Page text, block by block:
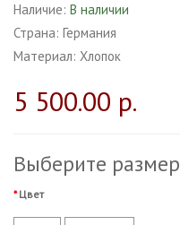
Наличие: В наличии
Страна: Германия
Материал: Хлопок
5 500.00 р.
Выберите размер
Цвет